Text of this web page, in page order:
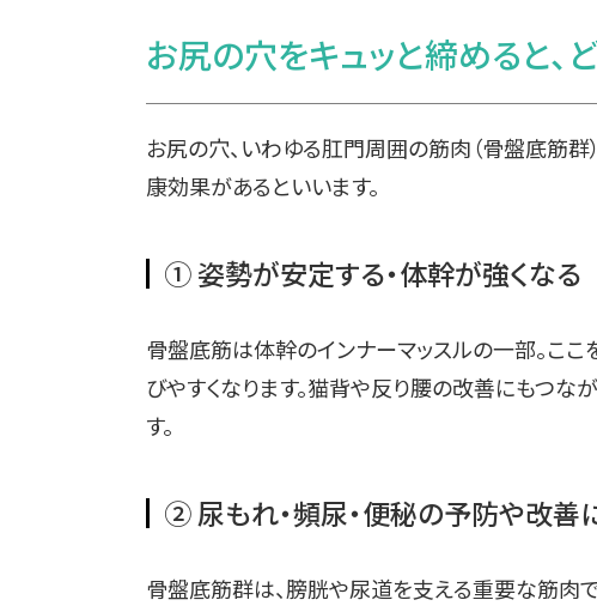
お尻の穴をキュッと締めると、
お尻の穴、いわゆる肛門周囲の筋肉（骨盤底筋
康効果があるといいます。
① 姿勢が安定する・体幹が強くなる
骨盤底筋は体幹のインナーマッスルの一部。ここ
びやすくなります。猫背や反り腰の改善にもつな
す。
② 尿もれ・頻尿・便秘の予防や改善
骨盤底筋群は、膀胱や尿道を支える重要な筋肉で